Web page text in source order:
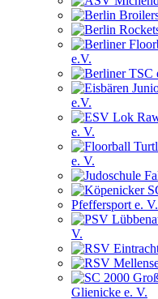
e.V.
e.V.
e. V.
e. V.
Pfeffersport e. V.
V.
Glienicke e. V.